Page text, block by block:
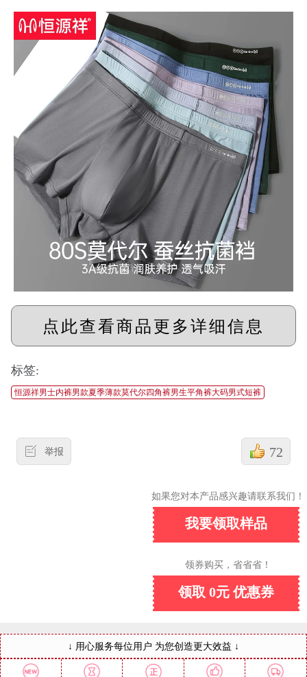
点此查看商品更多详细信息
标签:
恒源祥男士内裤男款夏季薄款莫代尔四角裤男生平角裤大码男式短裤
举报 72
如果您对本产品感兴趣请联系我们！
我要领取样品
领券购买，省省省！
领取 0元 优惠券
↓ 用心服务每位用户 为您创造更大效益 ↓